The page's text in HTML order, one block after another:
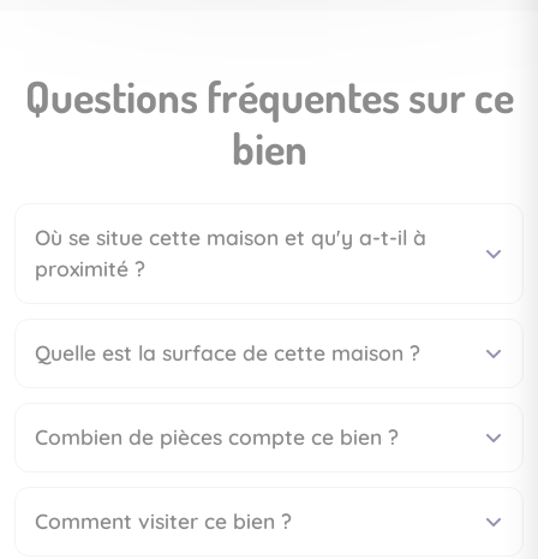
Questions fréquentes sur ce
bien
Où se situe cette maison et qu'y a-t-il à
proximité ?
Quelle est la surface de cette maison ?
Combien de pièces compte ce bien ?
Comment visiter ce bien ?